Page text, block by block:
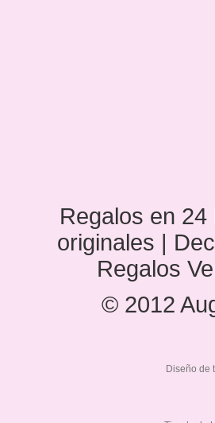
Regalos en
originales |
Regalos
© 2012
Diseño de